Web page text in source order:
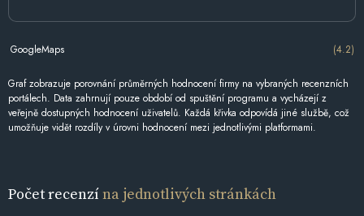
GoogleMaps (4.2)
Graf zobrazuje porovnání průměrných hodnocení firmy na vybraných recenzních
portálech. Data zahrnují pouze období od spuštění programu a vycházejí z
veřejně dostupných hodnocení uživatelů. Každá křivka odpovídá jiné službě, což
umožňuje vidět rozdíly v úrovni hodnocení mezi jednotlivými platformami.
Počet recenzína jednotlivých stránkách